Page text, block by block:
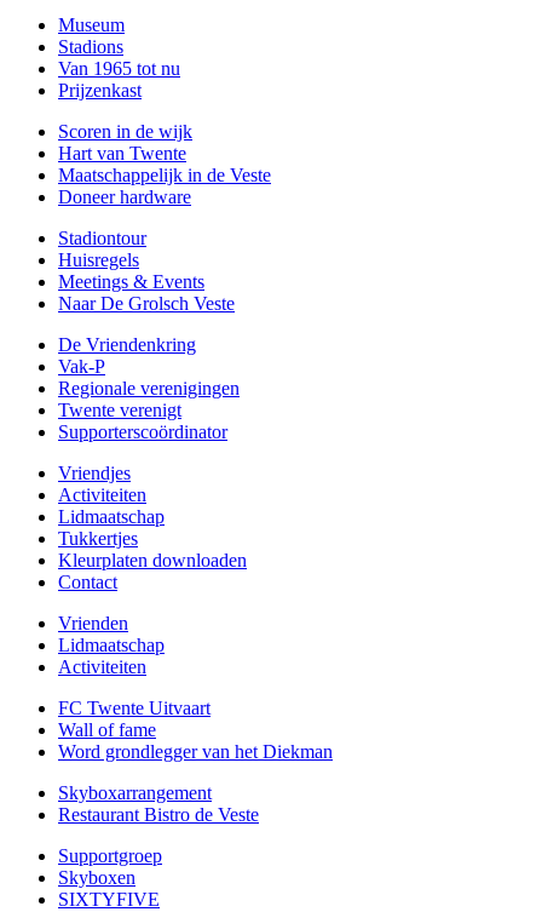
Museum
Stadions
Van 1965 tot nu
Prijzenkast
Scoren in de wijk
Hart van Twente
Maatschappelijk in de Veste
Doneer hardware
Stadiontour
Huisregels
Meetings & Events
Naar De Grolsch Veste
De Vriendenkring
Vak-P
Regionale verenigingen
Twente verenigt
Supporterscoördinator
Vriendjes
Activiteiten
Lidmaatschap
Tukkertjes
Kleurplaten downloaden
Contact
Vrienden
Lidmaatschap
Activiteiten
FC Twente Uitvaart
Wall of fame
Word grondlegger van het Diekman
Skyboxarrangement
Restaurant Bistro de Veste
Supportgroep
Skyboxen
SIXTYFIVE